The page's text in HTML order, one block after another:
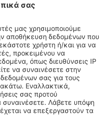
υπάρχουν
αναζήτησή σας
διαφορετικά κριτήρια